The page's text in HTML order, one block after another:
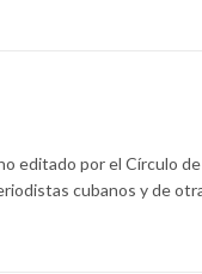
editado por el Círculo
cubanos y de